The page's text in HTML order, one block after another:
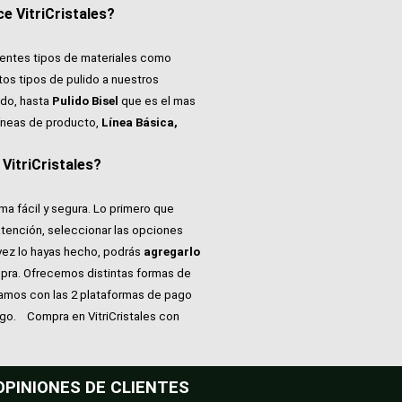
VitriCristales?
tipos de materiales como
tipos de pulido a nuestros
hasta Pulido Bisel que es el mas
de producto, Línea Básica,
VitriCristales?
fácil y segura. Lo primero que
seleccionar las opciones
lo hayas hecho, podrás agregarlo
Ofrecemos distintas formas de
con las 2 plataformas de pago
Compra en VitriCristales con
DE CLIENTES